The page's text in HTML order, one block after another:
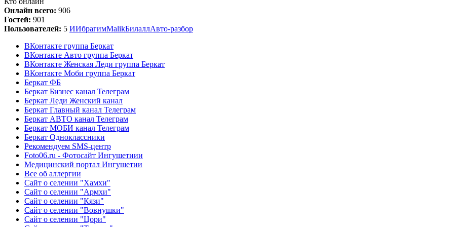
Онлайн всего: 906
Гостей: 901
Пользователей: 5 ИИбрагимMalikБилаллАвто-разбор
ВКонтакте группа Беркат
ВКонтакте Авто группа Беркат
ВКонтакте Женская Леди группа Беркат
ВКонтакте Моби группа Беркат
Беркат ФБ
Беркат Бизнес канал Телеграм
Беркат Леди Женский канал
Беркат Главный канал Телеграм
Беркат АВТО канал Телеграм
Беркат МОБИ канал Телеграм
Беркат Одноклассники
Рекомендуем SMS-центр
Foto06.ru - Фотосайт Ингушетиии
Медицинский портал Ингушетии
Все об аллергии
Сайт о селении "Хамхи"
Сайт о селении "Армхи"
Сайт о селении "Кязи"
Сайт о селении "Вовнушки"
Сайт о селении "Цори"